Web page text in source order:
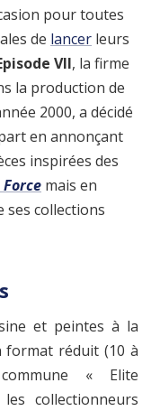
pour toutes
de lancer leurs
VII, la firme
la production de
2000, a décidé
en annonçant
inspirées des
mais en
ses collections
et peintes à la
format réduit (10 à
« Elite
collectionneurs